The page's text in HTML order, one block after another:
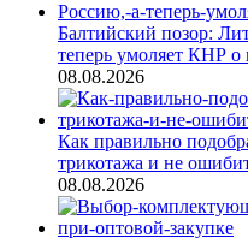
Балтийский позор:
теперь умоляет КНР
08.08.2026
Как правильно
трикотажа и не
08.08.2026